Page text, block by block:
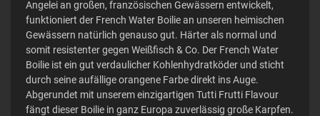
Angelei an großen, französischen Gewässern entwickelt,
funktioniert der French Water Boilie an unseren heimischen
Gewässern natürlich genauso gut. Härter als normal und
somit resistenter gegen Weißfisch & Co. Der French Water
Boilie ist ein gut verdaulicher Kohlenhydratköder und sticht
durch seine aufällige orangene Farbe direkt ins Auge.
Abgerundet mit unserem einzigartigen Tutti Frutti Flavour
fängt dieser Boilie in ganz Europa zuverlässig große Karpfen.